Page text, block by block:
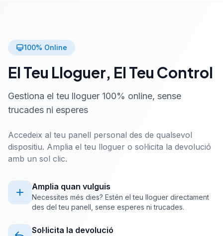
100% Online
El Teu Lloguer, El Teu Control
Gestiona el teu lloguer 100% online, sense
trucades ni esperes
Accedeix al teu panell personal des de qualsevol
dispositiu. Amplia el teu lloguer o sol·licita la devolució
amb un sol clic.
Amplia quan vulguis
Necessites més dies? Estén el teu lloguer directament
des del teu panell, sense esperes ni trucades.
Sol·licita la devolució